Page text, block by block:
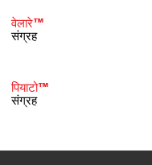
वेलारे™
संग्रह
पियाटो™
संग्रह